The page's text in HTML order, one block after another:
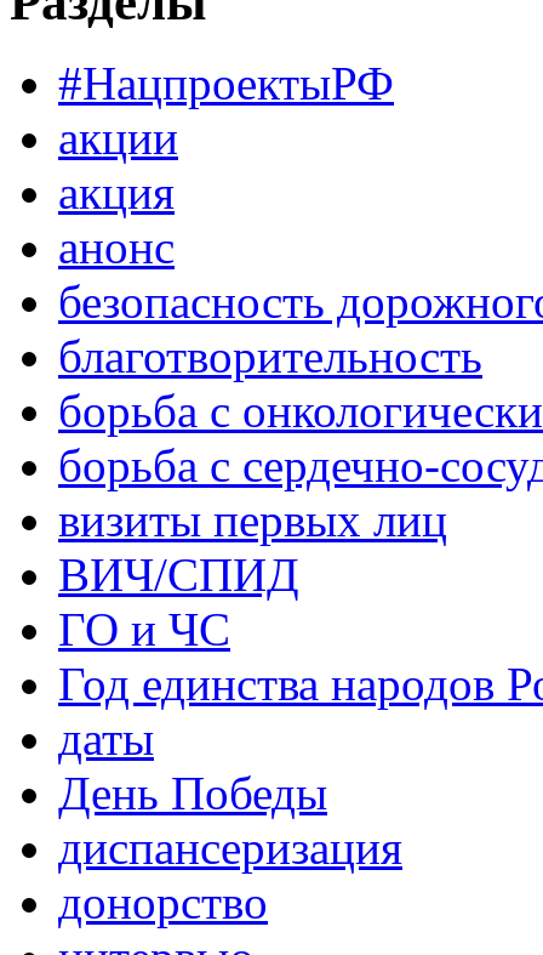
#НацпроектыРФ
акции
акция
анонс
безопасность
благотворительность
борьба с
борьба с сердечно-
визиты первых лиц
ВИЧ/СПИД
ГО и ЧС
Год единства народов
даты
День Победы
диспансеризация
донорство